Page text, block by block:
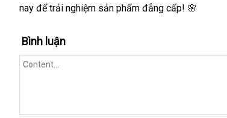
an
nay để trải nghiệm sản phẩm đẳng cấp! 🌸
Bình luận